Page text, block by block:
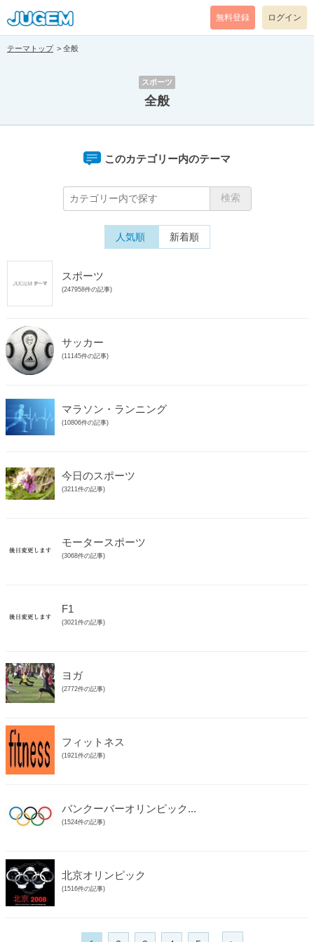
無料登録 ログイン
テーマトップ 全般
スポーツ
全般
このカテゴリー内のテーマ
人気順 新着順
スポーツ
(247958件の記事)
サッカー
(11145件の記事)
マラソン・ランニング
(10806件の記事)
今日のスポーツ
(3211件の記事)
モータースポーツ
(3068件の記事)
F1
(3021件の記事)
ヨガ
(2772件の記事)
フィットネス
(1921件の記事)
バンクーバーオリンピック...
(1524件の記事)
北京オリンピック
(1516件の記事)